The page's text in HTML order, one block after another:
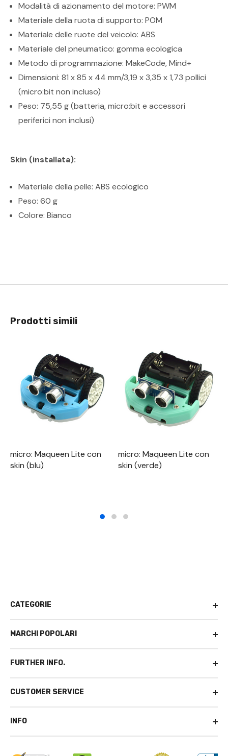
Modalità di azionamento del motore: PWM
Materiale della ruota di supporto: POM
Materiale delle ruote del veicolo: ABS
Materiale del pneumatico: gomma ecologica
Metodo di programmazione: MakeCode, Mind+
Dimensioni: 81 x 85 x 44 mm/3,19 x 3,35 x 1,73 pollici
(micro:bit non incluso)
Peso: 75,55 g (batteria, micro:bit e accessori
periferici non inclusi)
Skin (installata):
Materiale della pelle: ABS ecologico
Peso: 60 g
Colore: Bianco
Prodotti simili
micro: Maqueen Lite con
skin (blu)
micro: Maqueen Lite con
skin (verde)
CATEGORIE
MARCHI POPOLARI
FURTHER INFO.
CUSTOMER SERVICE
INFO